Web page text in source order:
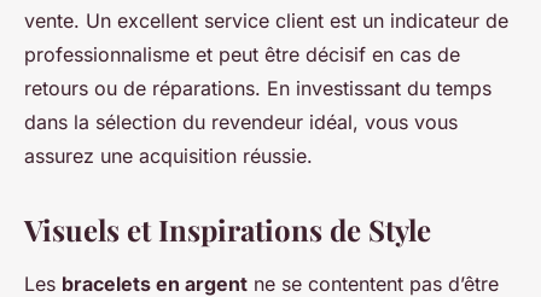
vente. Un excellent service client est un indicateur de
professionnalisme et peut être décisif en cas de
retours ou de réparations. En investissant du temps
dans la sélection du revendeur idéal, vous vous
assurez une acquisition réussie.
Visuels et Inspirations de Style
Les bracelets en argent ne se contentent pas d’être